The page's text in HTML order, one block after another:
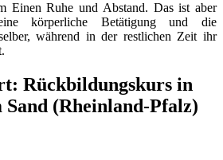
Einen Ruhe und Abstand. Das ist aber
körperliche Betätigung und die
während in der restlichen Zeit ihr
Rückbildungskurs in
Sand (Rheinland-Pfalz)